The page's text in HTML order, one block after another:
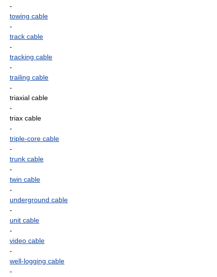
-
towing cable
-
track cable
-
tracking cable
-
trailing cable
-
triaxial cable
-
triax cable
-
triple-core cable
-
trunk cable
-
twin cable
-
underground cable
-
unit cable
-
video cable
-
well-logging cable
-